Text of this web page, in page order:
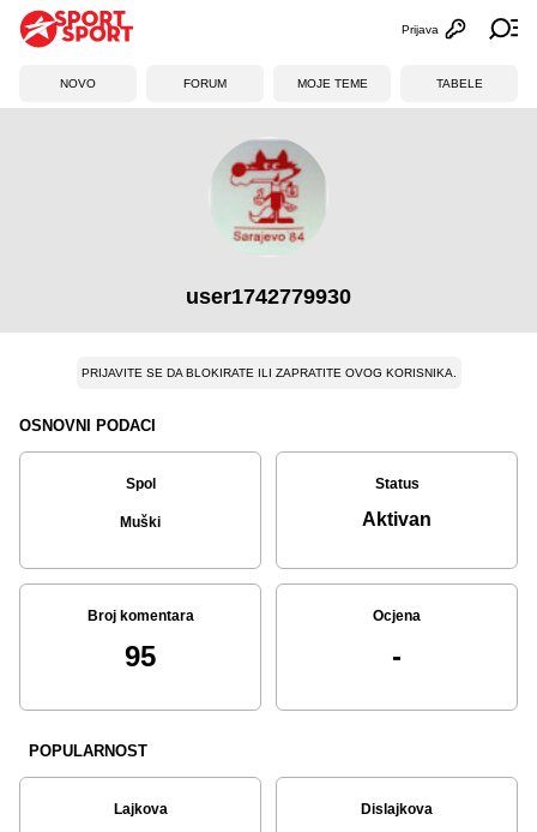
Otvori
Prijava
NOVO FORUM MOJE TEME TABELE
user1742779930
PRIJAVITE SE DA BLOKIRATE ILI ZAPRATITE OVOG KORISNIKA.
OSNOVNI PODACI
Spol
Muški
Status
Aktivan
Broj komentara
95
Ocjena
-
POPULARNOST
Lajkova Dislajkova